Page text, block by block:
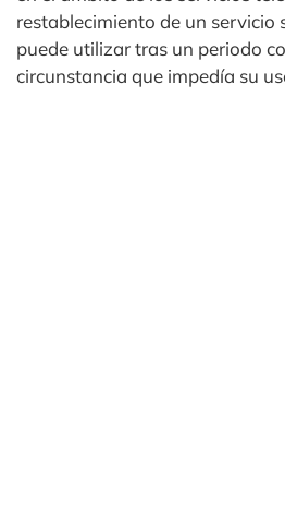
restablecimiento de un servicio
puede utilizar tras un periodo
circunstancia que impedía su